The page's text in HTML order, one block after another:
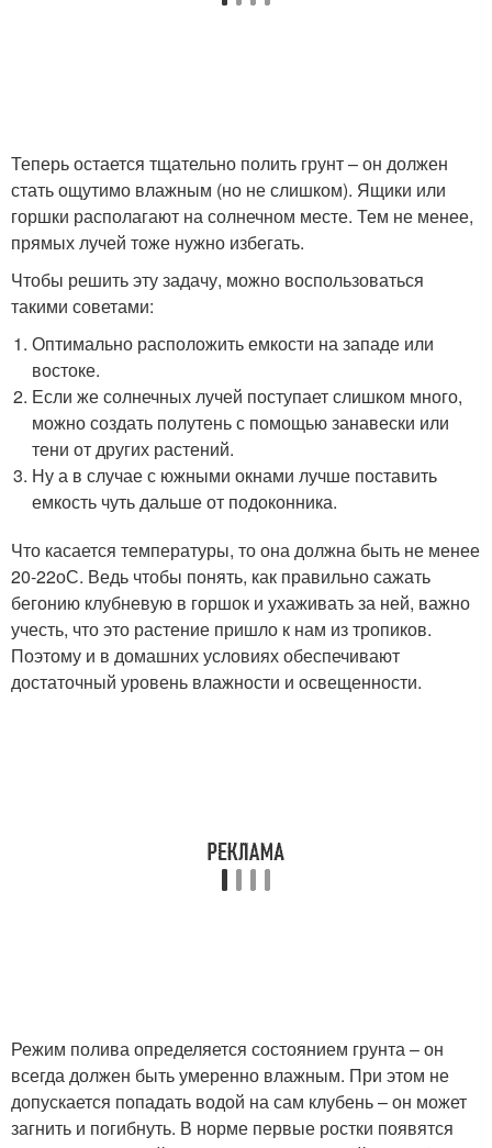
Теперь остается тщательно полить грунт – он должен
стать ощутимо влажным (но не слишком). Ящики или
горшки располагают на солнечном месте. Тем не менее,
прямых лучей тоже нужно избегать.
Чтобы решить эту задачу, можно воспользоваться
такими советами:
Оптимально расположить емкости на западе или
востоке.
Если же солнечных лучей поступает слишком много,
можно создать полутень с помощью занавески или
тени от других растений.
Ну а в случае с южными окнами лучше поставить
емкость чуть дальше от подоконника.
Что касается температуры, то она должна быть не менее
20-22оС. Ведь чтобы понять, как правильно сажать
бегонию клубневую в горшок и ухаживать за ней, важно
учесть, что это растение пришло к нам из тропиков.
Поэтому и в домашних условиях обеспечивают
достаточный уровень влажности и освещенности.
Режим полива определяется состоянием грунта – он
всегда должен быть умеренно влажным. При этом не
допускается попадать водой на сам клубень – он может
загнить и погибнуть. В норме первые ростки появятся